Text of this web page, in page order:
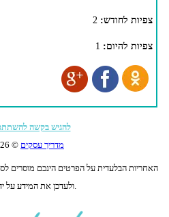
צפיות לחודש:
צפיות להיום:
להגיש בקשה
מדריך עסקים © 2012-
האחריות הבלעדית על הפרטים הינכם מוסרים
ולעדכן את המידע על ידי פנייה לספק.